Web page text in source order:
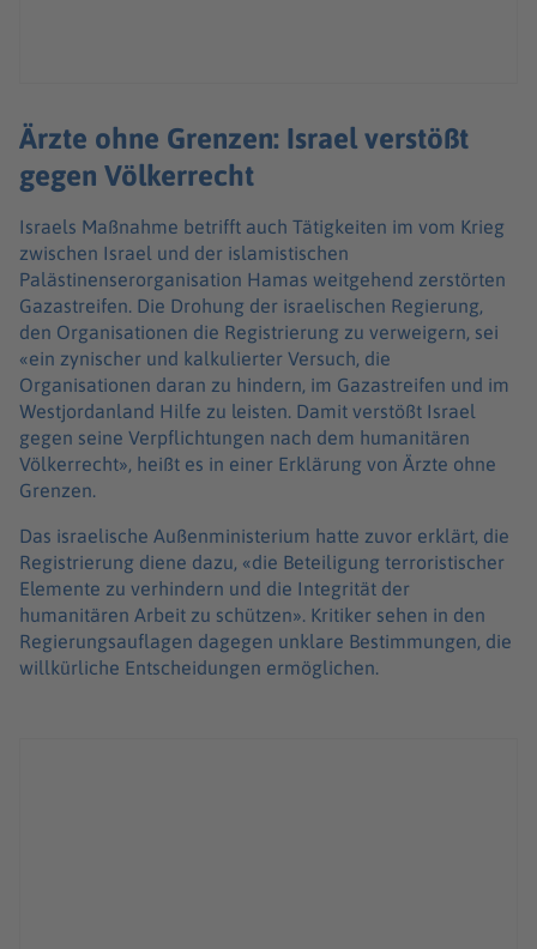
Ärzte ohne Grenzen: Israel verstößt
gegen Völkerrecht
Israels Maßnahme betrifft auch Tätigkeiten im vom Krieg
zwischen Israel und der islamistischen
Palästinenserorganisation Hamas weitgehend zerstörten
Gazastreifen. Die Drohung der israelischen Regierung,
den Organisationen die Registrierung zu verweigern, sei
«ein zynischer und kalkulierter Versuch, die
Organisationen daran zu hindern, im Gazastreifen und im
Westjordanland Hilfe zu leisten. Damit verstößt Israel
gegen seine Verpflichtungen nach dem humanitären
Völkerrecht», heißt es in einer Erklärung von Ärzte ohne
Grenzen.
Das israelische Außenministerium hatte zuvor erklärt, die
Registrierung diene dazu, «die Beteiligung terroristischer
Elemente zu verhindern und die Integrität der
humanitären Arbeit zu schützen». Kritiker sehen in den
Regierungsauflagen dagegen unklare Bestimmungen, die
willkürliche Entscheidungen ermöglichen.